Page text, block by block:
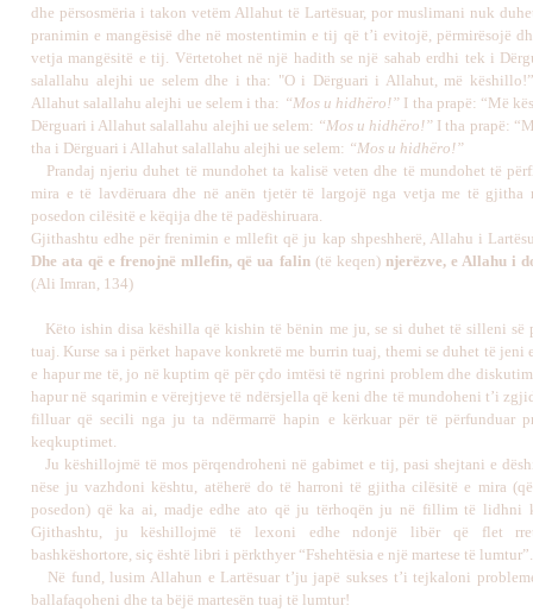
dhe përsosmëria i takon vetëm Allahut të Lartësuar, por muslimani nuk
pranimin e mangësisë dhe në mostentimin e tij që t’i evitojë, përmirësojë
vetja mangësitë e tij. Vërtetohet në një hadith se një sahab erdhi tek i
salallahu alejhi ue selem dhe i tha: "O i Dërguari i Allahut, më
Allahut salallahu alejhi ue selem i tha: “Mos u hidhëro!” I tha prapë: “Më
Dërguari i Allahut salallahu alejhi ue selem: “Mos u hidhëro!” I tha prapë:
tha i Dërguari i Allahut salallahu alejhi ue selem: “Mos u hidhëro!”
Prandaj njeriu duhet të mundohet ta kalisë veten dhe të mundohet të
mira e të lavdëruara dhe në anën tjetër të largojë nga vetja me të gjitha
posedon cilësitë e këqija dhe të padëshiruara.
Gjithashtu edhe për frenimin e mllefit që ju kap shpeshherë, Allahu i
Dhe ata që e frenojnë mllefin, që ua falin (të keqen)njerëzve, e Allahu i
(Ali Imran, 134)
Këto ishin disa këshilla që kishin të bënin me ju, se si duhet të silleni së
tuaj. Kurse sa i përket hapave konkretë me burrin tuaj, themi se duhet të jeni
e hapur me të, jo në kuptim që për çdo imtësi të ngrini problem dhe
hapur në sqarimin e vërejtjeve të ndërsjella që keni dhe të mundoheni t’i
filluar që secili nga ju ta ndërmarrë hapin e kërkuar për të përfunduar
keqkuptimet.
Ju këshillojmë të mos përqendroheni në gabimet e tij, pasi shejtani e
nëse ju vazhdoni kështu, atëherë do të harroni të gjitha cilësitë e mira
posedon) që ka ai, madje edhe ato që ju tërhoqën ju në fillim të lidhni
Gjithashtu, ju këshillojmë të lexoni edhe ndonjë libër që flet
bashkëshortore, siç është libri i përkthyer “Fshehtësia e një martese të lumtur”.
Në fund, lusim Allahun e Lartësuar t’ju japë sukses t’i tejkaloni
ballafaqoheni dhe ta bëjë martesën tuaj të lumtur!